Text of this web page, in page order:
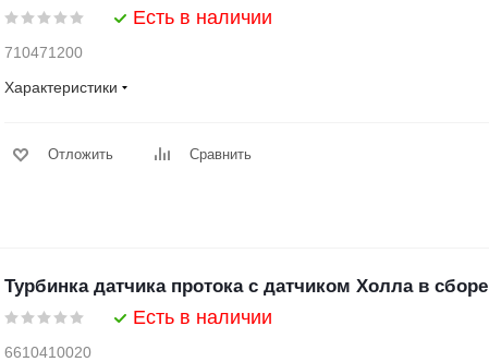
Есть в наличии
710471200
Характеристики
Отложить Сравнить
Турбинка датчика протока с датчиком Холла в сборе
Есть в наличии
6610410020